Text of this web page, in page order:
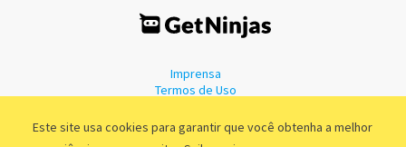
Este site usa cookies para garantir que você obtenha a melhor
Imprensa
Termos de Uso